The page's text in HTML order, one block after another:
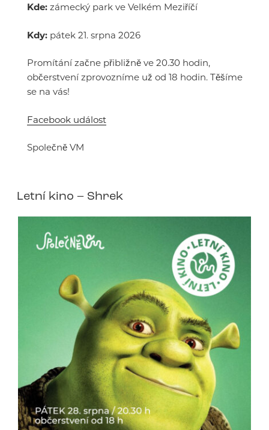
Kde: zámecký park ve Velkém Meziříčí
Kdy: pátek 21. srpna 2026
Promítání začne přibližně ve 20.30 hodin,
občerstvení zprovozníme už od 18 hodin. Těšíme
se na vás!
Facebook událost
Společně VM
Letní kino – Shrek